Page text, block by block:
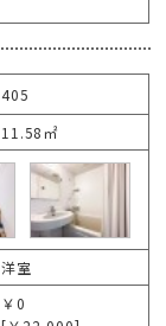
405
11.58㎡
洋室
￥0